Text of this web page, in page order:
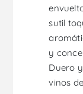
sutil
y
Duero
vinos